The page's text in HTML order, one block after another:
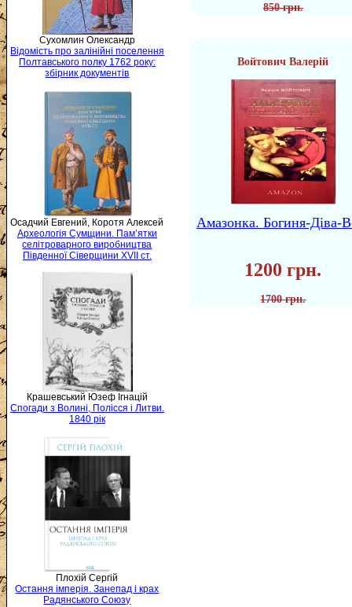
Сухомлин Олександр
Відомість про залінійні поселення
Полтавського полку 1762 року:
збірник документів
Осадчий Евгений, Коротя Алексей
Археологія Сумщини. Пам’ятки
селітроварного виробництва
Південної Сіверщини XVII ст.
Крашевський Юзеф Ігнацій
Спогади з Волині, Полісся і Литви.
1840 рік
Плохій Сергій
Остання імперія. Занепад і крах
Радянського Союзу
850 грн.
Войтович Валерій
Амазонка. Богиня-Діва-
1200 грн.
1700 грн.